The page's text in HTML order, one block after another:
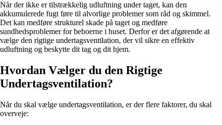
Når der ikke er tilstrækkelig udluftning under taget, kan den
akkumulerede fugt føre til alvorlige problemer som råd og skimmel.
Det kan medføre strukturel skade på taget og medføre
sundhedsproblemer for beboerne i huset. Derfor er det afgørende at
vælge den rigtige undertagsventilation, der vil sikre en effektiv
udluftning og beskytte dit tag og dit hjem.
Hvordan Vælger du den Rigtige
Undertagsventilation?
Når du skal vælge undertagsventilation, er der flere faktorer, du skal
overveje: